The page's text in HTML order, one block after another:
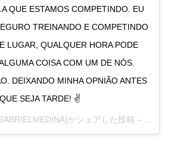
A QUE ESTAMOS COMPETINDO. EU
TREINANDO E COMPETINDO
LUGAR, QUALQUER HORA PODE
COISA COM UM DE NÓS.
DEIXANDO MINHA OPNIÃO ANTES
QUE SEJA TARDE! ✌️
がシェアした投稿 –